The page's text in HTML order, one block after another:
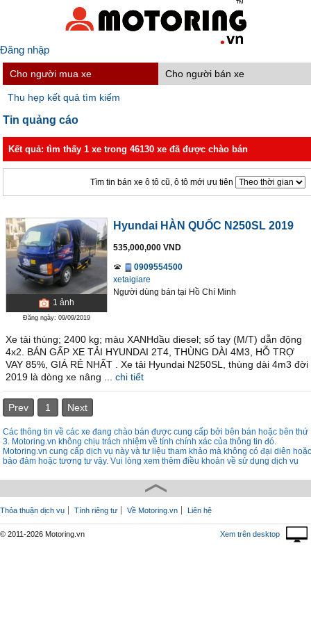
Đăng nhập
Cho người mua xe Cho người bán xe
Thu hẹp kết quả tìm kiếm
Tin quảng cáo
Kết quả: tìm thấy 1 xe trong 46130 xe đã được chào bán
Tìm tin bán xe ô tô cũ, ô tô mới ưu tiên
1 ảnh
Đăng ngày: 09/09/2019
Hyundai HÀN QUỐC N250SL 2019
535,000,000 VND
0909554500
xetaigiare
Người dùng bán tại Hồ Chí Minh
Xe tải thùng; 2400 kg; màu XANHdầu diesel; số tay (M/T) dẫn động
4x2. BÁN GẤP XE TẢI HYUNDAI 2T4, THÙNG DÀI 4M3, HỖ TRỢ
VAY 85%, GIÁ RẺ NHẤT . Xe tải Hyundai N250SL, thùng dài 4m3 đời
2019 là dòng xe nâng ...
chi tiết
Prev 1 Next
Các thông tin về các xe đang chào bán được cung cấp bởi bên bán hoặc bên thứ
3. Motoring.vn không chịu trách nhiệm về tính chính xác của thông tin đó.
Motoring.vn cung cấp dịch vụ này và tư liệu tham khảo mà không có đại diên hoặc
bảo đảm hoặc tương tư vậy. Vui lòng xem thêm điều khoản về sử dụng dịch vụ
Thỏa thuận dịch vụ Tính riêng tư Về Motoring.vn Liên hệ
© 2011-2026 Motoring.vn Xem trên desktop